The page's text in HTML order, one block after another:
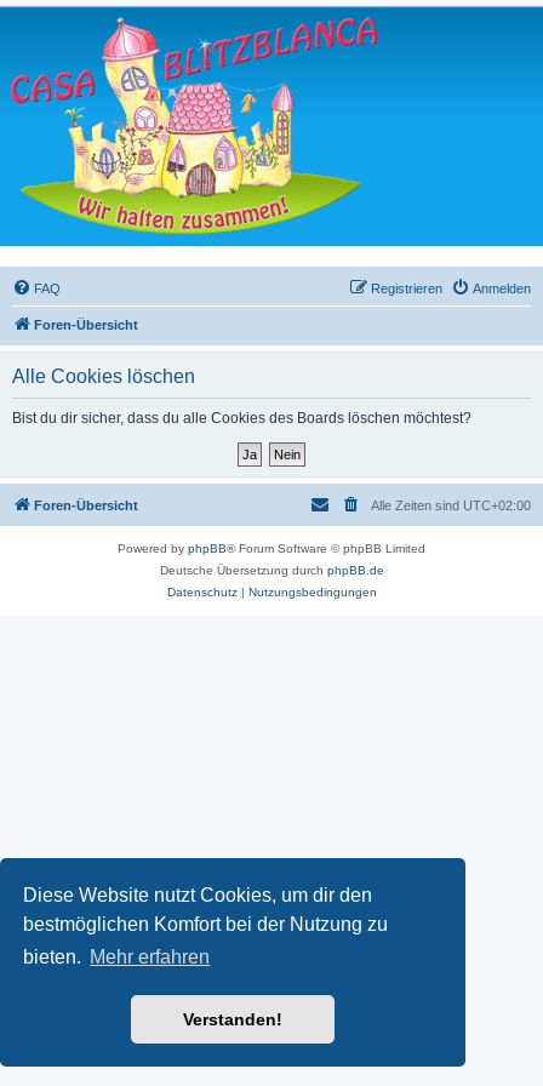
Diese Website nutzt Cookies, um dir den
bestmöglichen Komfort bei der Nutzung zu
bieten. Mehr erfahren
Verstanden!
FAQ Anmelden
Registrieren
Foren-Übersicht
Alle Cookies löschen
Bist du dir sicher, dass du alle Cookies des Boards löschen möchtest?
Foren-Übersicht Alle Zeiten sind UTC+02:00
Powered by phpBB® Forum Software © phpBB Limited
Deutsche Übersetzung durch phpBB.de
Datenschutz| Nutzungsbedingungen